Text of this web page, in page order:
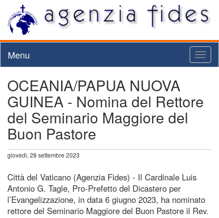
Menu
OCEANIA/PAPUA NUOVA
GUINEA - Nomina del Rettore
del Seminario Maggiore del
Buon Pastore
giovedì, 28 settembre 2023
Città del Vaticano (Agenzia Fides) - Il Cardinale Luis
Antonio G. Tagle, Pro-Prefetto del Dicastero per
l’Evangelizzazione, in data 6 giugno 2023, ha nominato
rettore del Seminario Maggiore del Buon Pastore il Rev.